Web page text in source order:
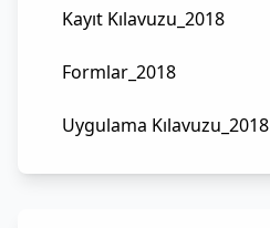
Kayıt Kılavuzu_2018
Formlar_2018
Uygulama Kılavuzu_2018